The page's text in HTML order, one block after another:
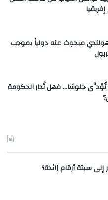
مبحوث عنه دولياً بموجب
تُؤدَّى جلوسًا… فهل تُدار الحكومة
سبتة أرقام زائدة؟